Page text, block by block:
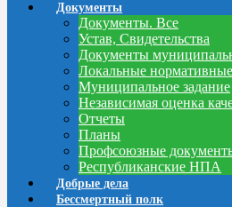
Документы
Документы. Все
Устав, Свидетельства
Документы
Локальные
Муниципальное задание
Независимая оценка
Отчеты
Планы
Профсоюзные
Республиканские НПА
Добрые дела
Бессмертный полк